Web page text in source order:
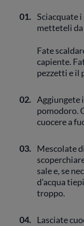
01. Sciacquate
metteteli
Fate
capiente.
pezzetti e il
02. Aggiungete
pomodoro.
cuocere a
03. Mescolate
sale e, se
d’acqua
troppo.
04. Lasciate